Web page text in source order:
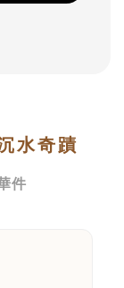
水奇蹟
件